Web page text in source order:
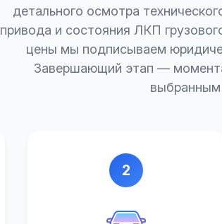
детального осмотра
привода и состояния ЛКП
цены мы подписываем
Завершающий этап —
2